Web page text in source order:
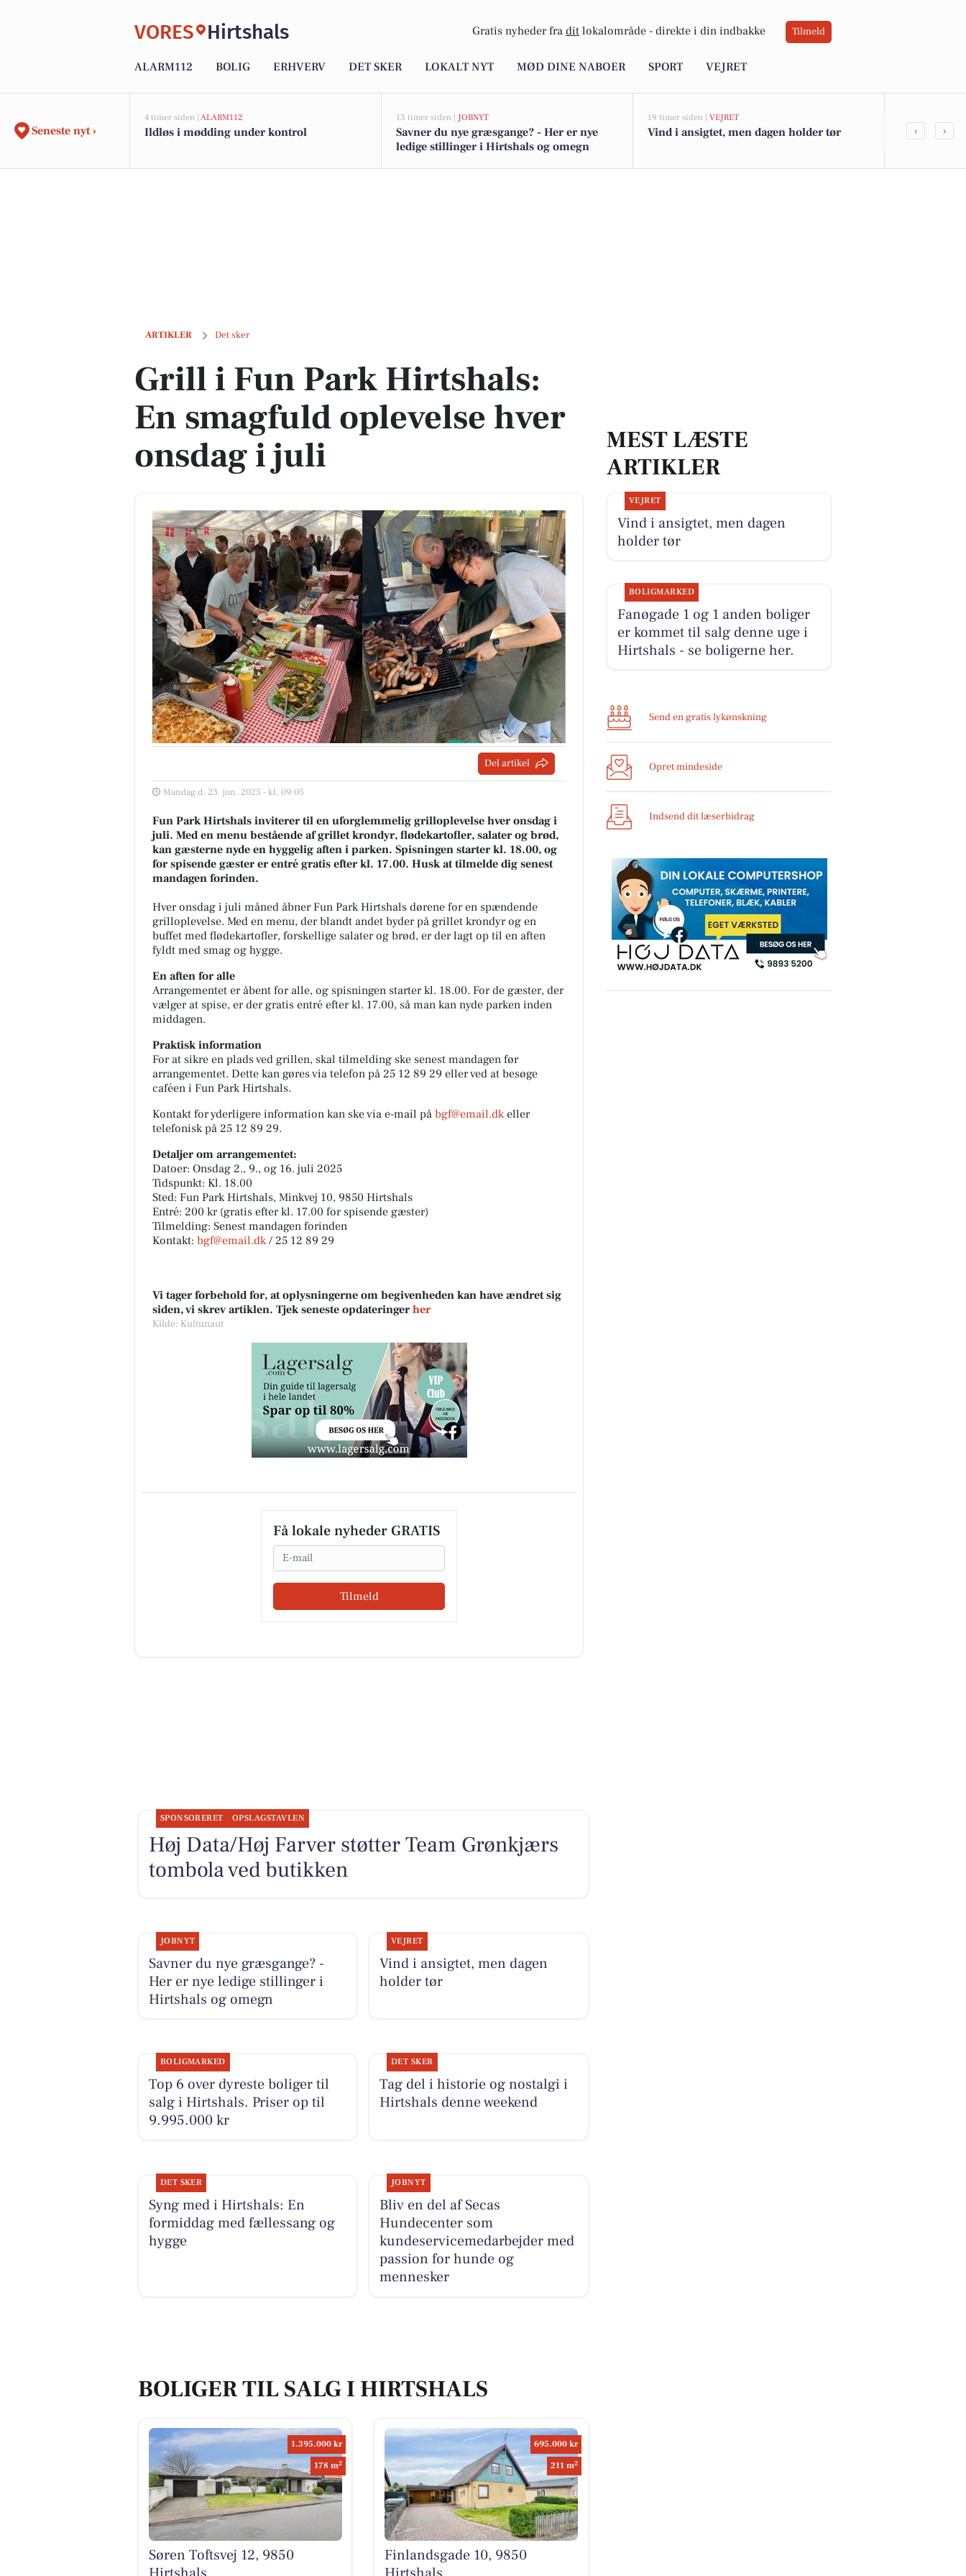
VORES Hirtshals Gratis nyheder fra dit lokalområde - direkte i din indbakke Tilmeld
ALARM112 BOLIG ERHVERV DET SKER LOKALT NYT MØD DINE NABOER SPORT VEJRET
Seneste nyt ›
4 timer siden | ALARM112
Ildløs i mødding under kontrol
13 timer siden | JOBNYT
Savner du nye græsgange? - Her er nye
ledige stillinger i Hirtshals og omegn
19 timer siden | VEJRET
Vind i ansigtet, men dagen holder tør
Top 6 over
‹ ›
ARTIKLER Det sker
Grill i Fun Park Hirtshals: En smagfuld oplevelse hver onsdag i juli
Grill i Fun Park Hirtshals:
En smagfuld oplevelse hver
onsdag i juli
Del artikel
Mandag d. 23. jun. 2025 - kl. 09:05
Fun Park Hirtshals inviterer til en uforglemmelig grilloplevelse hver onsdag i
juli. Med en menu bestående af grillet krondyr, flødekartofler, salater og brød,
kan gæsterne nyde en hyggelig aften i parken. Spisningen starter kl. 18.00, og
for spisende gæster er entré gratis efter kl. 17.00. Husk at tilmelde dig senest
mandagen forinden.
Hver onsdag i juli måned åbner Fun Park Hirtshals dørene for en spændende
grilloplevelse. Med en menu, der blandt andet byder på grillet krondyr og en
buffet med flødekartofler, forskellige salater og brød, er der lagt op til en aften
fyldt med smag og hygge.
En aften for alle
Arrangementet er åbent for alle, og spisningen starter kl. 18.00. For de gæster, der
vælger at spise, er der gratis entré efter kl. 17.00, så man kan nyde parken inden
middagen.
Praktisk information
For at sikre en plads ved grillen, skal tilmelding ske senest mandagen før
arrangementet. Dette kan gøres via telefon på 25 12 89 29 eller ved at besøge
caféen i Fun Park Hirtshals.
Kontakt for yderligere information kan ske via e-mail på bgf@email.dkeller
telefonisk på 25 12 89 29.
Detaljer om arrangementet:
Datoer: Onsdag 2., 9., og 16. juli 2025
Tidspunkt: Kl. 18.00
Sted: Fun Park Hirtshals, Minkvej 10, 9850 Hirtshals
Entré: 200 kr (gratis efter kl. 17.00 for spisende gæster)
Tilmelding: Senest mandagen forinden
Kontakt: bgf@email.dk/ 25 12 89 29
Vi tager forbehold for, at oplysningerne om begivenheden kan have ændret sig
siden, vi skrev artiklen. Tjek seneste opdateringer her
Kilde: Kultunaut
Få lokale nyheder GRATIS
Email
Tilmeld
MEST LÆSTE
ARTIKLER
VEJRET
Vind i ansigtet, men dagen
holder tør
BOLIGMARKED
Fanøgade 1 og 1 anden boliger
er kommet til salg denne uge i
Hirtshals - se boligerne her.
Send en gratis lykønskning
Opret mindeside
Indsend dit læserbidrag
SPONSORERET OPSLAGSTAVLEN
Høj Data/Høj Farver støtter Team Grønkjærs
tombola ved butikken
JOBNYT
Savner du nye græsgange? -
Her er nye ledige stillinger i
Hirtshals og omegn
VEJRET
Vind i ansigtet, men dagen
holder tør
BOLIGMARKED
Top 6 over dyreste boliger til
salg i Hirtshals. Priser op til
9.995.000 kr
DET SKER
Tag del i historie og nostalgi i
Hirtshals denne weekend
DET SKER
Syng med i Hirtshals: En
formiddag med fællessang og
hygge
JOBNYT
Bliv en del af Secas
Hundecenter som
kundeservicemedarbejder med
passion for hunde og
mennesker
BOLIGER TIL SALG I HIRTSHALS
1.395.000 kr
178 m2
Søren Toftsvej 12, 9850
695.000 kr
211 m2
Finlandsgade 10, 9850